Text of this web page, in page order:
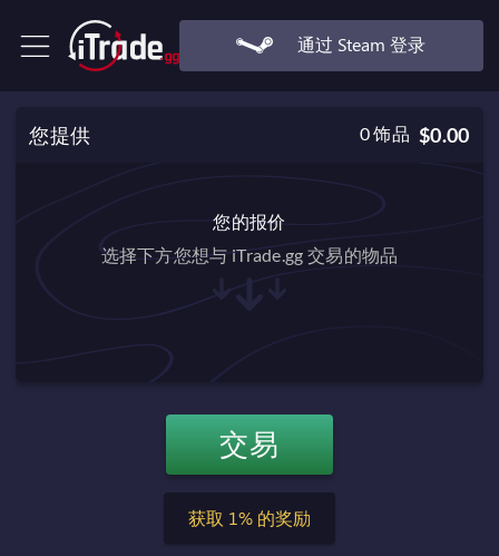
通过 Steam 登录
您提供 0饰品 $0.00
您的报价
选择下方您想与 iTrade.gg 交易的物品
交易
$0.00
交易必备
获取 1% 的奖励